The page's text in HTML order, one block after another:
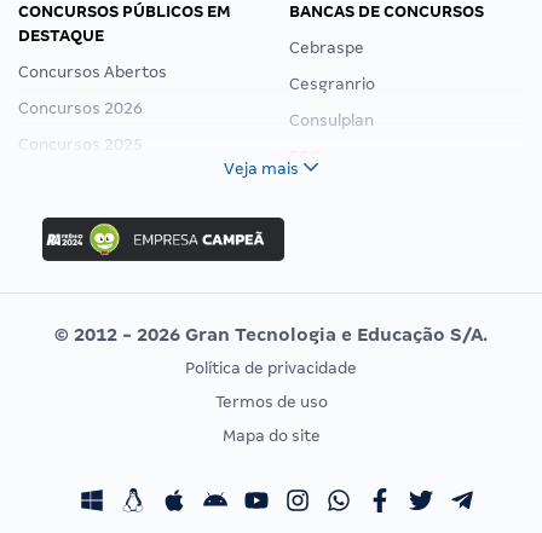
CONCURSOS PÚBLICOS EM
DESTAQUE
Concursos Abertos
Concursos 2026
Concursos 2025
Concurso Nacional Unificado
Concurso Ibama
Concurso MPU
Editais publicados
BANCAS DE CONCURSOS
Cebraspe
Cesgranrio
Consulplan
Vunesp
CONCURSOS POR PROFISSÃO
Concursos Fiscais
EXAME DE ORDEM
Calendário OAB
Veja mais
© 2012 - 2026 Gran Tecnologia e Educação S/A.
Política de privacidade
Termos de uso
Mapa do site